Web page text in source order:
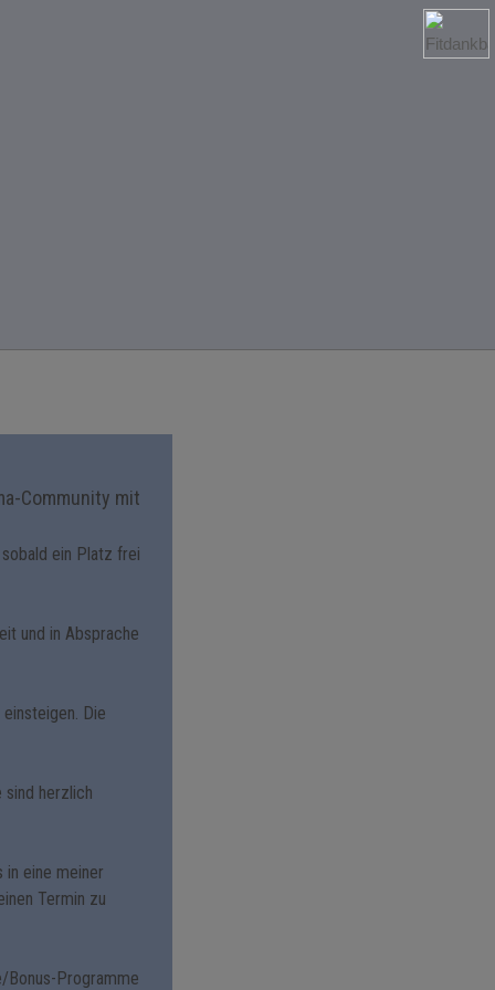
Community mit
ein Platz frei
und in Absprache
Die
sind herzlich
in eine meiner
Termin zu
Bonus-Programme